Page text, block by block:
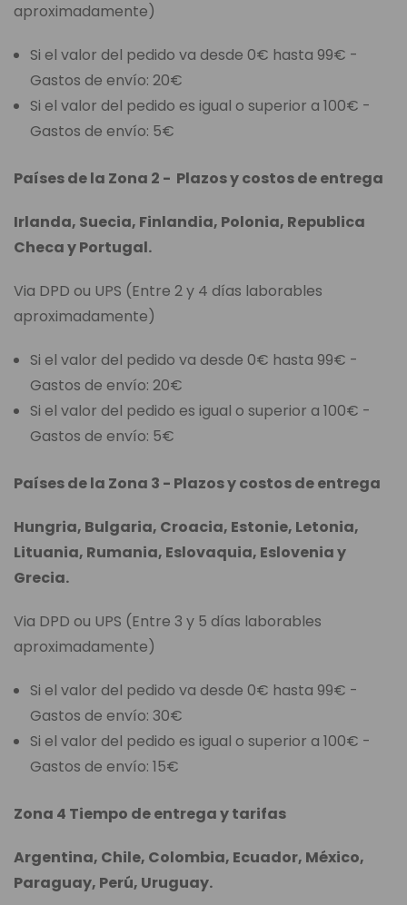
aproximadamente)
Si el valor del pedido va desde 0€ hasta 99€ -
Gastos de envío: 20€
Si el valor del pedido es igual o superior a 100€ -
Gastos de envío: 5€
Países de la Zona 2 - Plazos y costos de entrega
Irlanda, Suecia, Finlandia, Polonia, Republica
Checa y Portugal.
Via DPD ou UPS (Entre 2 y 4 días laborables
aproximadamente)
Si el valor del pedido va desde 0€ hasta 99€ -
Gastos de envío: 20€
Si el valor del pedido es igual o superior a 100€ -
Gastos de envío: 5€
Países de la Zona 3 - Plazos y costos de entrega
Hungria, Bulgaria, Croacia, Estonie, Letonia,
Lituania, Rumania, Eslovaquia, Eslovenia y
Grecia.
Via DPD ou UPS (Entre 3 y 5 días laborables
aproximadamente)
Si el valor del pedido va desde 0€ hasta 99€ -
Gastos de envío: 30€
Si el valor del pedido es igual o superior a 100€ -
Gastos de envío: 15€
Zona 4 Tiempo de entrega y tarifas
Argentina, Chile, Colombia, Ecuador, México,
Paraguay, Perú, Uruguay.